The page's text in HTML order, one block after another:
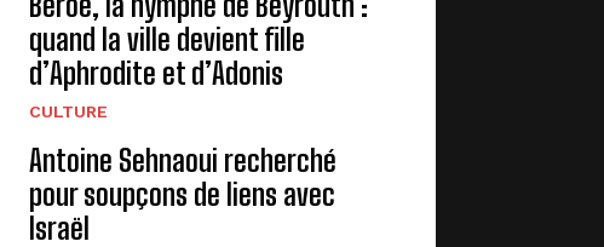
quand la ville devient fille
d’Aphrodite et d’Adonis
CULTURE
Antoine Sehnaoui recherché
pour soupçons de liens avec
Israël